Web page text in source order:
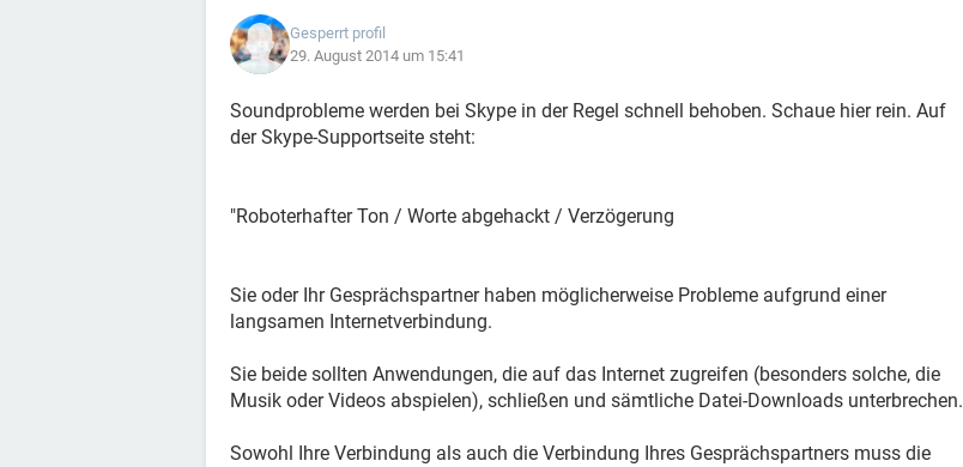
Gesperrt profil
29. August 2014 um 15:41
Soundprobleme werden bei Skype in der Regel schnell behoben. Schaue hier rein. Auf
der Skype-Supportseite steht:
"Roboterhafter Ton / Worte abgehackt / Verzögerung
Sie oder Ihr Gesprächspartner haben möglicherweise Probleme aufgrund einer
langsamen Internetverbindung.
Sie beide sollten Anwendungen, die auf das Internet zugreifen (besonders solche, die
Musik oder Videos abspielen), schließen und sämtliche Datei-Downloads unterbrechen.
Sowohl Ihre Verbindung als auch die Verbindung Ihres Gesprächspartners muss die